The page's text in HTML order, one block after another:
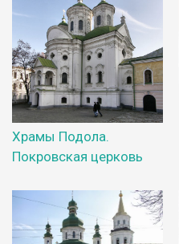
Храмы Подола.
Покровская церковь